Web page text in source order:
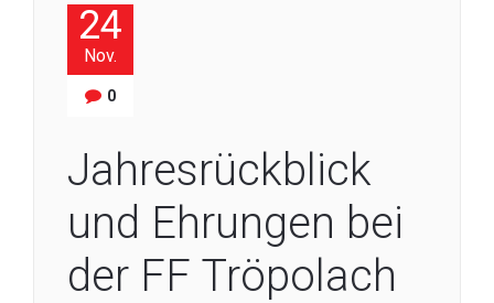
24
Nov.
0
Jahresrückblick
und Ehrungen bei
der FF Tröpolach